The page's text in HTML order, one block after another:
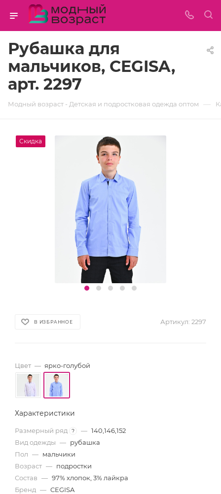
Рубашка для
мальчиков, CEGISA,
арт. 2297
Модный возраст - Детская и подростковая одежда оптом —
Скидка
В ИЗБРАННОЕ Артикул: 2297
Цвет — ярко-голубой
Характеристики
Размерный ряд ? — 140,146,152
Вид одежды — рубашка
Пол — мальчики
Возраст — подростки
Состав — 97% хлопок, 3% лайкра
Бренд — CEGISA